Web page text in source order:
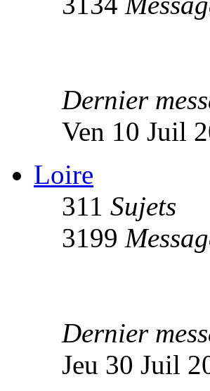
Dernier
Ven 10 Juil
Loire
311 Sujets
3199
Dernier
Jeu 30 Juil